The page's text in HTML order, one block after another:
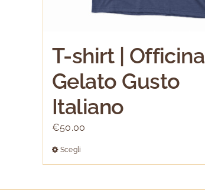
T-shirt | Officina
Gelato Gusto
Italiano
€50.00
Scegli
prodotto